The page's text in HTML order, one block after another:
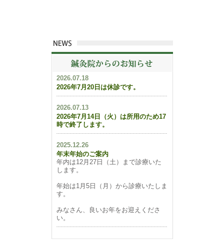
2026.07.18
2026年7月20日は休診です。
2026.07.13
2026年7月14日（火）は所用のため17
時で終了します。
2025.12.26
年末年始のご案内
年内は12月27日（土）まで診療いた
します。
年始は1月5日（月）から診療いたしま
す。
みなさん、良いお年をお迎えくださ
い。